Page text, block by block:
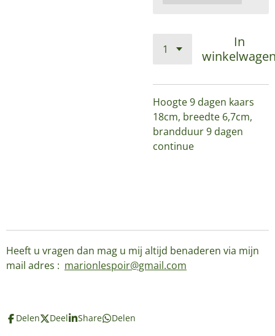
In
Hoogte 9 dagen kaars
18cm, breedte 6,7cm,
brandduur 9 dagen
continue
Heeft u vragen dan mag u mij altijd benaderen via mijn
mail adres : marionlespoir@gmail.com
Delen Deel Share Delen